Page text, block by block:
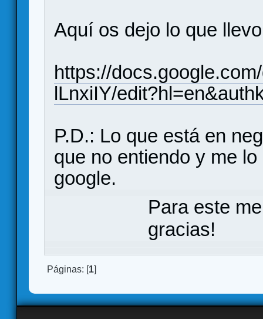
Aquí os dejo lo que
https://
lLnxiIY/
P.D.: Lo que está en
que no entiendo y me
google.
Para este
gracias!
Páginas: [1]